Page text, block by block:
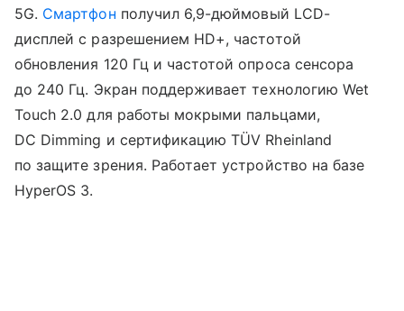
5G. Смартфон получил 6,9-дюймовый LCD-
дисплей с разрешением HD+, частотой
обновления 120 Гц и частотой опроса сенсора
до 240 Гц. Экран поддерживает технологию Wet
Touch 2.0 для работы мокрыми пальцами,
DC Dimming и сертификацию TÜV Rheinland
по защите зрения. Работает устройство на базе
HyperOS 3.